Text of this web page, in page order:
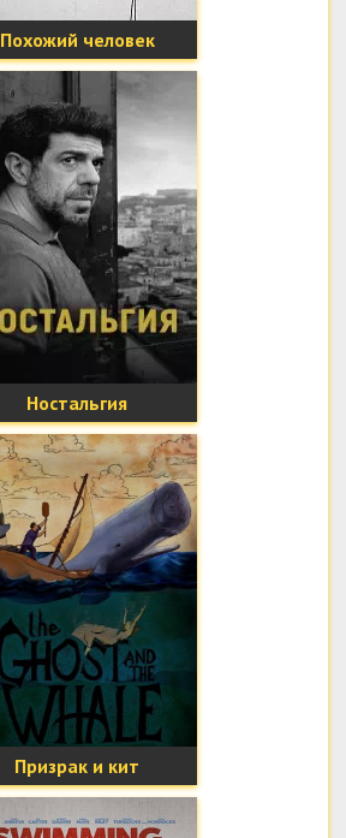
Похожий человек
Ностальгия
Призрак и кит